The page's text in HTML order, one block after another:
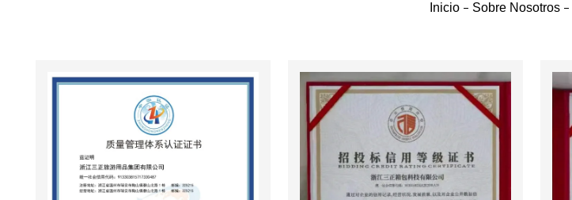
Inicio Sobre Nosotros